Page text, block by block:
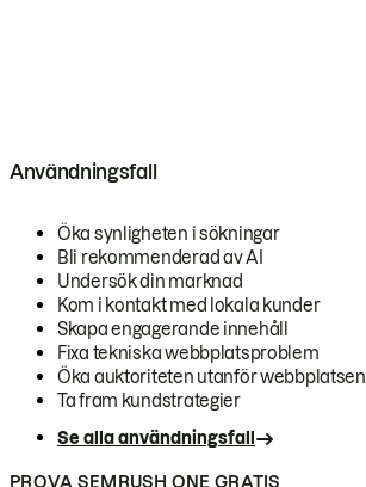
Användningsfall
Öka synligheten i sökningar
Bli rekommenderad av AI
Undersök din marknad
Kom i kontakt med lokala kunder
Skapa engagerande innehåll
Fixa tekniska webbplatsproblem
Öka auktoriteten utanför webbplatsen
Ta fram kundstrategier
Se alla användningsfall
PROVA SEMRUSH ONE GRATIS